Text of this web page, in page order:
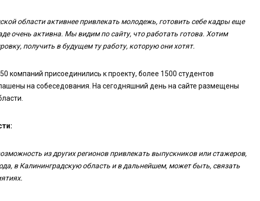
области активнее привлекать молодежь, готовить себе кадры еще
очень активна. Мы видим по сайту, что работать готова. Хотим
получить в будущем ту работу, которую они хотят.
компаний присоединились к проекту, более 1500 студентов
на собеседования. На сегодняшний день на сайте размещены
из других регионов привлекать выпускников или стажеров,
в Калининградскую область и в дальнейшем, может быть, связать